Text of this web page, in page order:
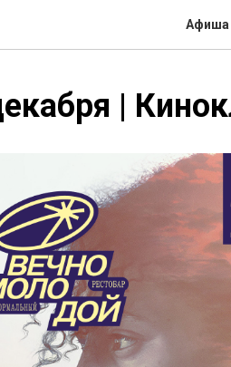
Афиша
|